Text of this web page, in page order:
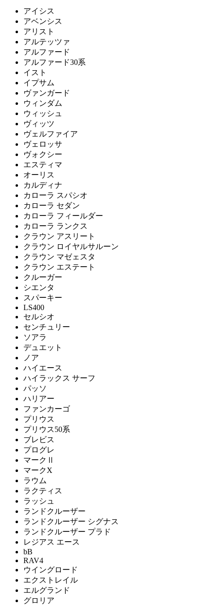
アイシス
アベンシス
アリスト
アルテッツァ
アルファード
アルファード30系
イスト
イプサム
ヴァンガード
ウィンダム
ウィッシュ
ヴィッツ
ヴェルファイア
ヴェロッサ
ヴォクシー
エスティマ
オーリス
カルディナ
カローラ スパシオ
カローラ セダン
カローラ フィールダー
カローラ ランクス
クラウン アスリート
クラウン ロイヤルサルーン
クラウン マゼェスタ
クラウン エステート
クルーガー
シエンタ
スパーキー
LS400
セルシオ
センチュリー
ソアラ
デュエット
ノア
ハイエース
ハイラックス サーフ
パッソ
ハリアー
ファンカーゴ
プリウス
プリウス50系
ブレビス
プログレ
マークⅡ
マークX
ラウム
ラクティス
ラッシュ
ランドクルーザー
ランドクルーザー シグナス
ランドクルーザー プラド
レジアス エース
bB
RAV4
ウイングロード
エクストレイル
エルグランド
グロリア